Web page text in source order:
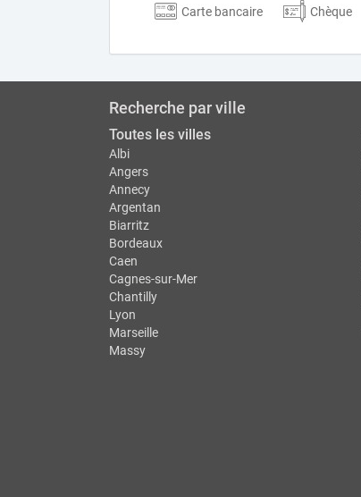
Carte bancaire
Chèque
Recherche par ville
Toutes les villes
Albi
Angers
Annecy
Argentan
Biarritz
Bordeaux
Caen
Cagnes-sur-Mer
Chantilly
Lyon
Marseille
Massy